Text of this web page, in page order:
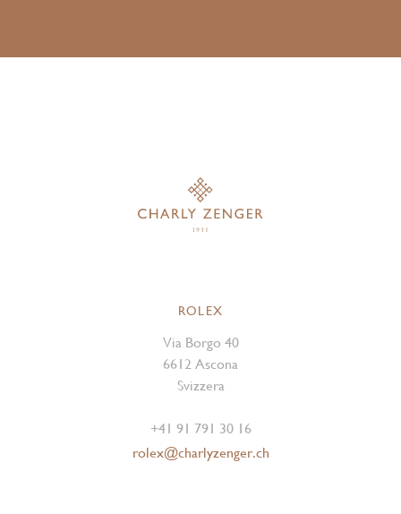
ROLEX
Via Borgo 40
6612 Ascona
Svizzera
+41 91 791 30 16
rolex@charlyzenger.ch